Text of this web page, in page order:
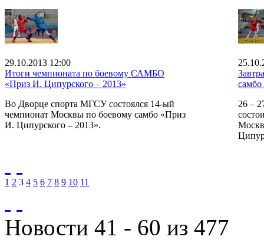
29.10.2013 12:00
Итоги чемпионата по боевому САМБО
«Приз И. Ципурского – 2013»
Во Дворце спорта МГСУ состоялся 14-ый
чемпионат Москвы по боевому самбо «Приз
И. Ципурского – 2013».
26 –
1 2 3 4 5 6 7 8 9 10 11
Новости 41 - 60 из 477